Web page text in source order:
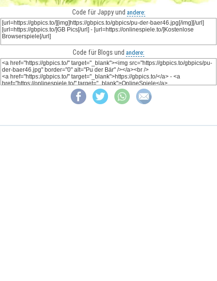
Code für Jappy und andere:
Code für Blogs und andere: